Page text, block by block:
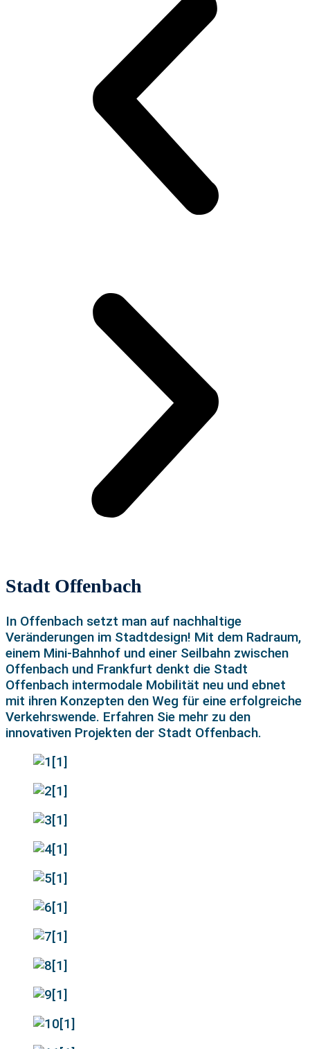
Stadt Offenbach
In Offenbach setzt man auf nachhaltige
Veränderungen im Stadtdesign! Mit dem Radraum,
einem Mini-Bahnhof und einer Seilbahn zwischen
Offenbach und Frankfurt denkt die Stadt
Offenbach intermodale Mobilität neu und ebnet
mit ihren Konzepten den Weg für eine erfolgreiche
Verkehrswende. Erfahren Sie mehr zu den
innovativen Projekten der Stadt Offenbach.